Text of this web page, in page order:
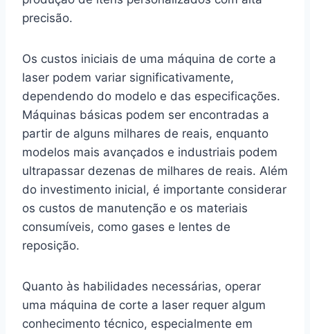
precisão.
Os custos iniciais de uma máquina de corte a
laser podem variar significativamente,
dependendo do modelo e das especificações.
Máquinas básicas podem ser encontradas a
partir de alguns milhares de reais, enquanto
modelos mais avançados e industriais podem
ultrapassar dezenas de milhares de reais. Além
do investimento inicial, é importante considerar
os custos de manutenção e os materiais
consumíveis, como gases e lentes de
reposição.
Quanto às habilidades necessárias, operar
uma máquina de corte a laser requer algum
conhecimento técnico, especialmente em